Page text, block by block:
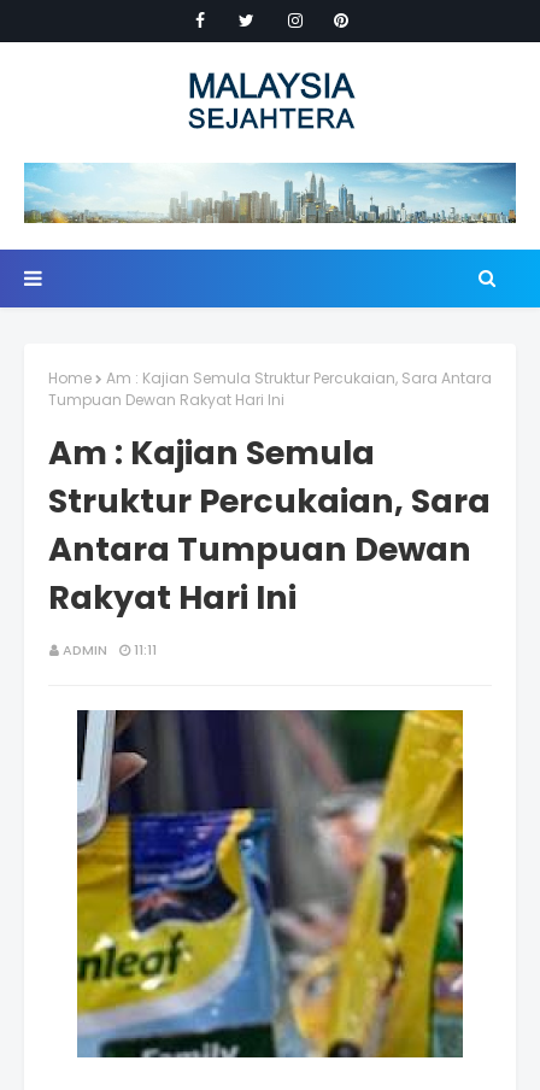
Home
Am : Kajian Semula Struktur Percukaian, Sara Antara
Tumpuan Dewan Rakyat Hari Ini
Am : Kajian Semula
Struktur Percukaian, Sara
Antara Tumpuan Dewan
Rakyat Hari Ini
ADMIN 11:11